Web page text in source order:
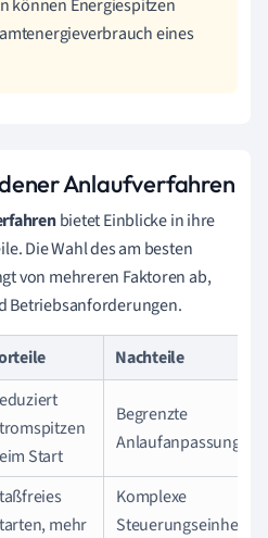
können Energiespitzen
eines
Anlaufverfahren
bietet Einblicke in ihre
Die Wahl des am besten
von mehreren Faktoren ab,
Betriebsanforderungen.
Nachteile
Start
Begrenzte
Anlaufanpassung
mehr
Komplexe
Steuerungseinheiten